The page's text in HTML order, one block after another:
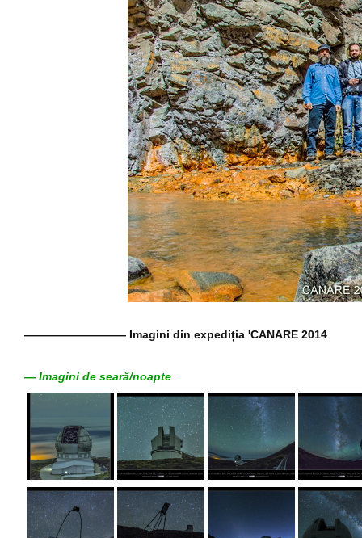
————————— Imagini din expediția 'CANARE 2014
— Imagini de seară/noapte